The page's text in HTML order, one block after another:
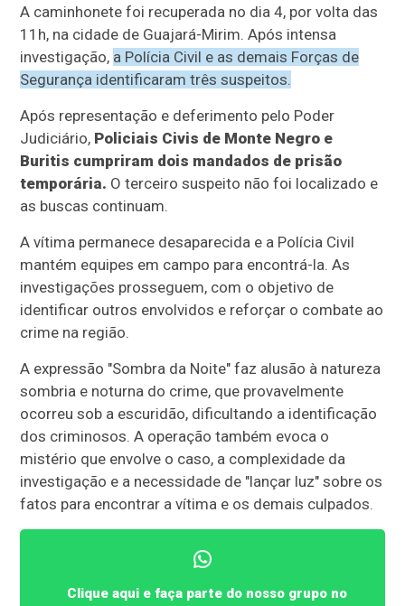
A caminhonete foi recuperada no dia 4, por volta das
11h, na cidade de Guajará-Mirim. Após intensa
investigação, a Polícia Civil e as demais Forças de
Segurança identificaram três suspeitos.
Após representação e deferimento pelo Poder
Judiciário, Policiais Civis de Monte Negro e
Buritis cumpriram dois mandados de prisão
temporária. O terceiro suspeito não foi localizado e
as buscas continuam.
A vítima permanece desaparecida e a Polícia Civil
mantém equipes em campo para encontrá-la. As
investigações prosseguem, com o objetivo de
identificar outros envolvidos e reforçar o combate ao
crime na região.
A expressão "Sombra da Noite" faz alusão à natureza
sombria e noturna do crime, que provavelmente
ocorreu sob a escuridão, dificultando a identificação
dos criminosos. A operação também evoca o
mistério que envolve o caso, a complexidade da
investigação e a necessidade de "lançar luz" sobre os
fatos para encontrar a vítima e os demais culpados.
Clique aqui e faça parte do nosso grupo no